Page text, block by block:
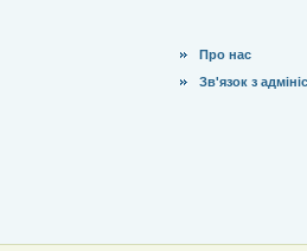
Про нас
Зв'язок з